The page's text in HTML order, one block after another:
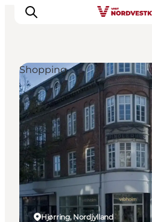
Feriesteder
Inspiration
Handicapvenlig ferie
Events
Overnatning
Planlæg din ferie
Hjørring, Nordjylland
Shopping